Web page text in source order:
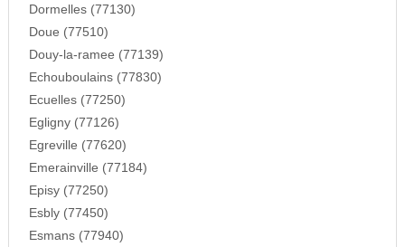
Dormelles (77130)
Doue (77510)
Douy-la-ramee (77139)
Echouboulains (77830)
Ecuelles (77250)
Egligny (77126)
Egreville (77620)
Emerainville (77184)
Episy (77250)
Esbly (77450)
Esmans (77940)